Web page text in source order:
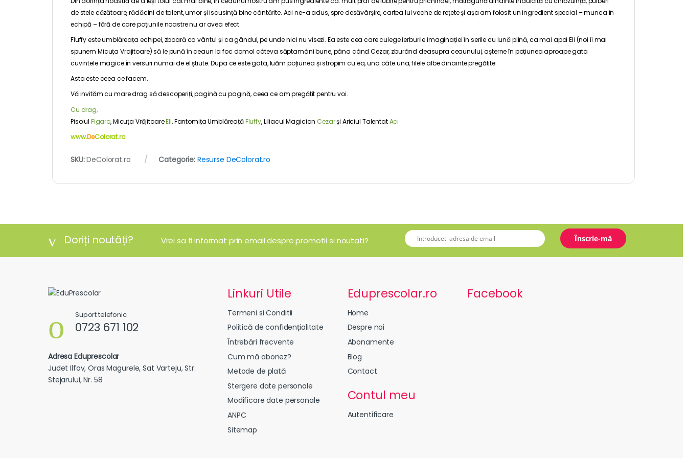
de stele căzătoare, rădăcini de talent, umor și iscusință bine cântărite. Aci ne-a adus, spre desăvârșire, cartea lui veche de rețete și așa am folosit un ingredient special – munca în
echipă – fără de care poțiunile noastre nu ar avea efect.
Fluffy este umblăreața echipei, zboară ca vântul și ca gândul, pe unde nici nu visezi. Ea este cea care culege ierburile imaginației în serile cu lună plină, ca mai apoi Eli (noi îi mai
spunem Micuța Vrajitoare) să le pună în ceaun la foc domol câteva săptamâni bune, pâna când Cezar, zburând deasupra ceaunului, așterne în poțiunea aproape gata
cuvintele magice în versuri numai de el știute. Dupa ce este gata, luăm poțiunea și stropim cu ea, una câte una, filele albe dinainte pregătite.
Asta este ceea ce facem.
Vă invităm cu mare drag să descoperiți, pagină cu pagină, ceea ce am pregătit pentru voi.
Cu drag,
Pisoiul Figaro,Micuța VrăjitoareEli, Fantomița UmblăreațăFluffy,Liliacul Magician Cezarși Ariciul TalentatAci
www.DeColorat.ro
SKU:DeColorat.ro Categorie: Resurse DeColorat.ro
Doriți noutăți? Vrei sa fi informat prin email despre promotii si noutati?
Suport telefonic
0723 671 102
Adresa Eduprescolar
Judet Ilfov, Oras Magurele, Sat Varteju, Str.
Stejarului, Nr. 58
Linkuri Utile
Termeni si Conditii
Politică de confidențialitate
Întrebări frecvente
Cum mă abonez?
Metode de plată
Stergere date personale
Modificare date personale
ANPC
Sitemap
Eduprescolar.ro
Home
Despre noi
Abonamente
Blog
Contact
Contul meu
Autentificare
Facebook